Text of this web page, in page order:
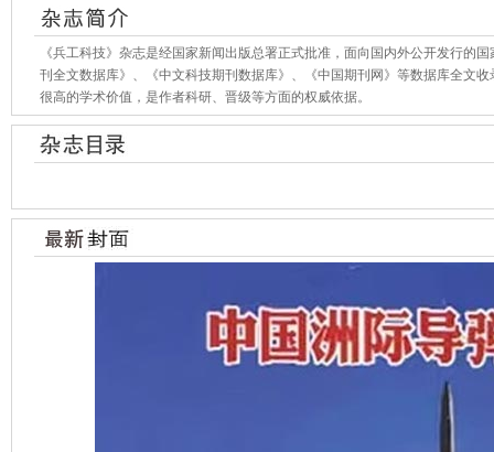
《兵工科技》杂志是经国家新闻出版总署正式批准，面向国内外公开发行的
刊全文数据库》、《中文科技期刊数据库》、《中国期刊网》等数据库全文
很高的学术价值，是作者科研、晋级等方面的权威依据。